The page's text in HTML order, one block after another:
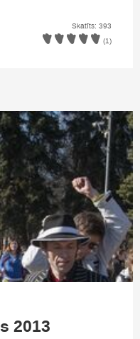
Skatīts: 393
(1)
2013